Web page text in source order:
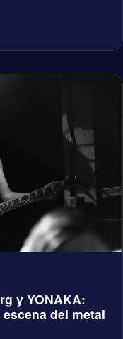
y YONAKA:
del metal